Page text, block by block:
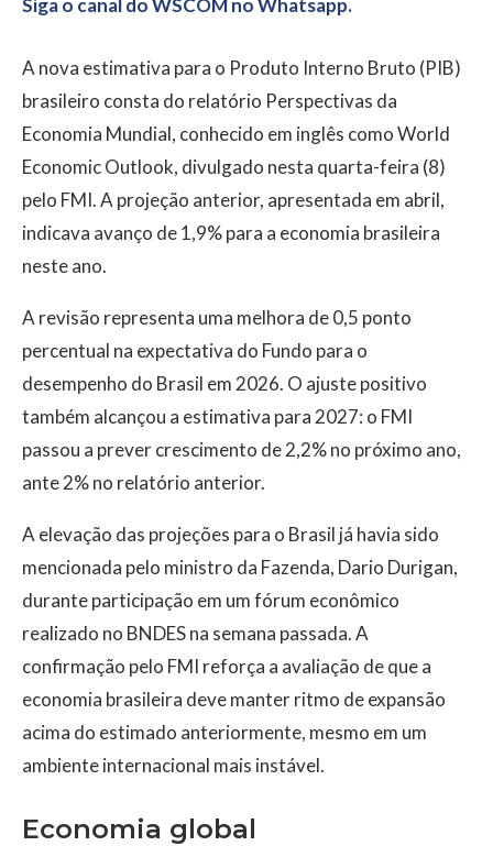
A nova estimativa para o Produto Interno Bruto (PIB)
brasileiro consta do relatório Perspectivas da
Economia Mundial, conhecido em inglês como World
Economic Outlook, divulgado nesta quarta-feira (8)
pelo FMI. A projeção anterior, apresentada em abril,
indicava avanço de 1,9% para a economia brasileira
neste ano.
A revisão representa uma melhora de 0,5 ponto
percentual na expectativa do Fundo para o
desempenho do Brasil em 2026. O ajuste positivo
também alcançou a estimativa para 2027: o FMI
passou a prever crescimento de 2,2% no próximo ano,
ante 2% no relatório anterior.
A elevação das projeções para o Brasil já havia sido
mencionada pelo ministro da Fazenda, Dario Durigan,
durante participação em um fórum econômico
realizado no BNDES na semana passada. A
confirmação pelo FMI reforça a avaliação de que a
economia brasileira deve manter ritmo de expansão
acima do estimado anteriormente, mesmo em um
ambiente internacional mais instável.
Economia global